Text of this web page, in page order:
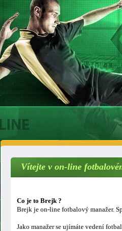
Vítejte v on-line
Co je to Brejk ?
Brejk je on-line fotbalový manažer.
Jako manažer se ujímáte vedení